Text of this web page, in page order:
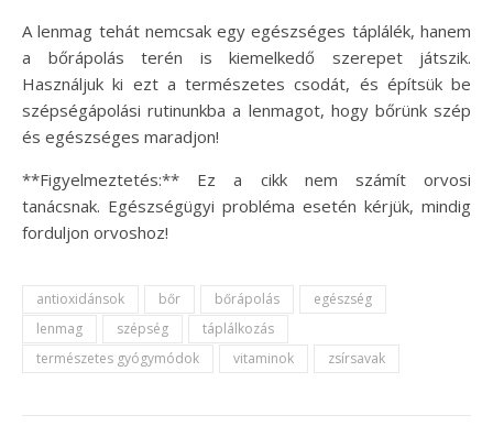
A lenmag tehát nemcsak egy egészséges táplálék, hanem
a bőrápolás terén is kiemelkedő szerepet játszik.
Használjuk ki ezt a természetes csodát, és építsük be
szépségápolási rutinunkba a lenmagot, hogy bőrünk szép
és egészséges maradjon!
**Figyelmeztetés:** Ez a cikk nem számít orvosi
tanácsnak. Egészségügyi probléma esetén kérjük, mindig
forduljon orvoshoz!
antioxidánsok bőr bőrápolás
egészség
lenmag
szépség
táplálkozás
természetes gyógymódok
vitaminok zsírsavak